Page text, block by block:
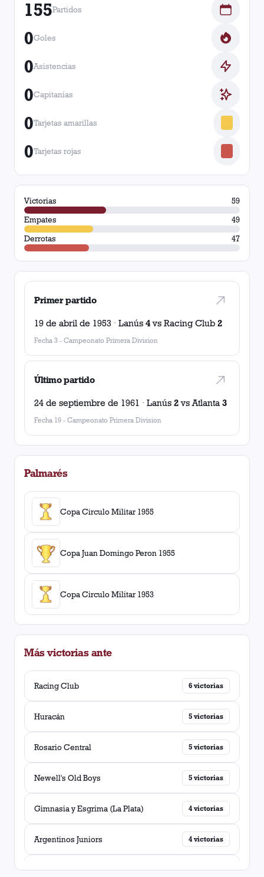
155Partidos
0Goles
0Asistencias
0Capitanías
0Tarjetas amarillas
0Tarjetas rojas
Victorias
59
Empates
49
Derrotas
47
Primer partido
19 de abril de 1953 · Lanús 4vs Racing Club 2
Fecha 3 - Campeonato Primera Division
Último partido
24 de septiembre de 1961 · Lanús 2vs Atlanta 3
Fecha 19 - Campeonato Primera Division
Palmarés
Copa Circulo Militar 1955
Copa Juan Domingo Peron 1955
Copa Circulo Militar 1953
Más victorias ante
Racing Club 6 victorias
Huracán 5 victorias
Rosario Central 5 victorias
Newell's Old Boys 5 victorias
Gimnasia y Esgrima (La Plata) 4 victorias
Argentinos Juniors 4 victorias
Estudiantes (La Plata) 4 victorias